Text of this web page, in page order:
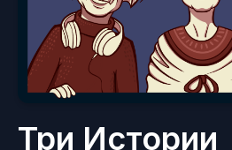
Три Истории